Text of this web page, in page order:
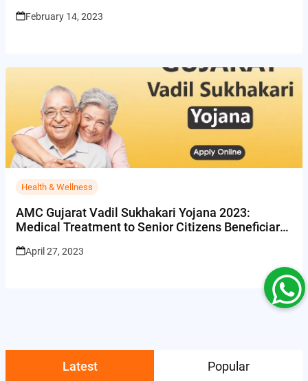
February 14, 2023
Health & Wellness
AMC Gujarat Vadil Sukhakari Yojana 2023:
Medical Treatment to Senior Citizens Beneficiary
April 27, 2023
Latest Popular